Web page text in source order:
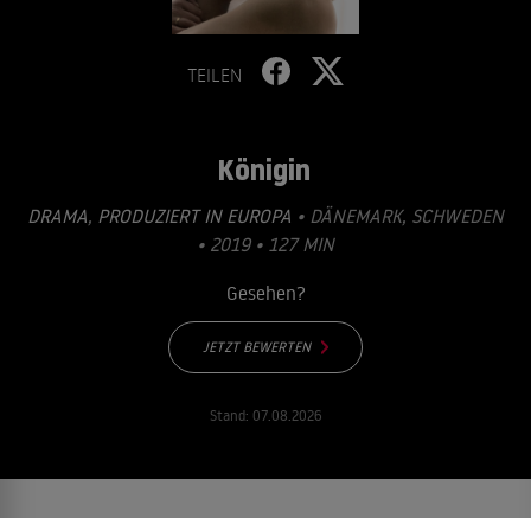
TEILEN
Königin
DRAMA, PRODUZIERT IN EUROPA • DÄNEMARK, SCHWEDEN
• 2019 • 127 MIN
Gesehen?
JETZT BEWERTEN
Stand: 07.08.2026